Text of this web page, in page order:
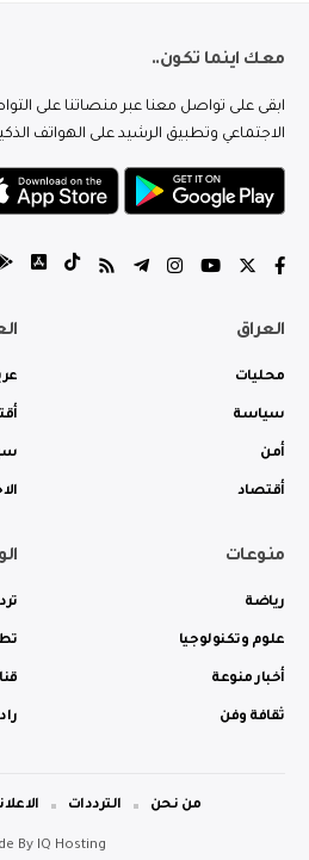
معك اينما تكون..
ابقى على تواصل معنا عبر منصاتنا على
الاجتماعي وتطبيق الرشيد على الهواتف
العراق
محليات
سياسة
أمن
أقتصاد
منوعات
رياضة
علوم وتكنولوجيا
أخبار منوعة
ثقافة وفن
By IQ Hosting
من نحن الترددات